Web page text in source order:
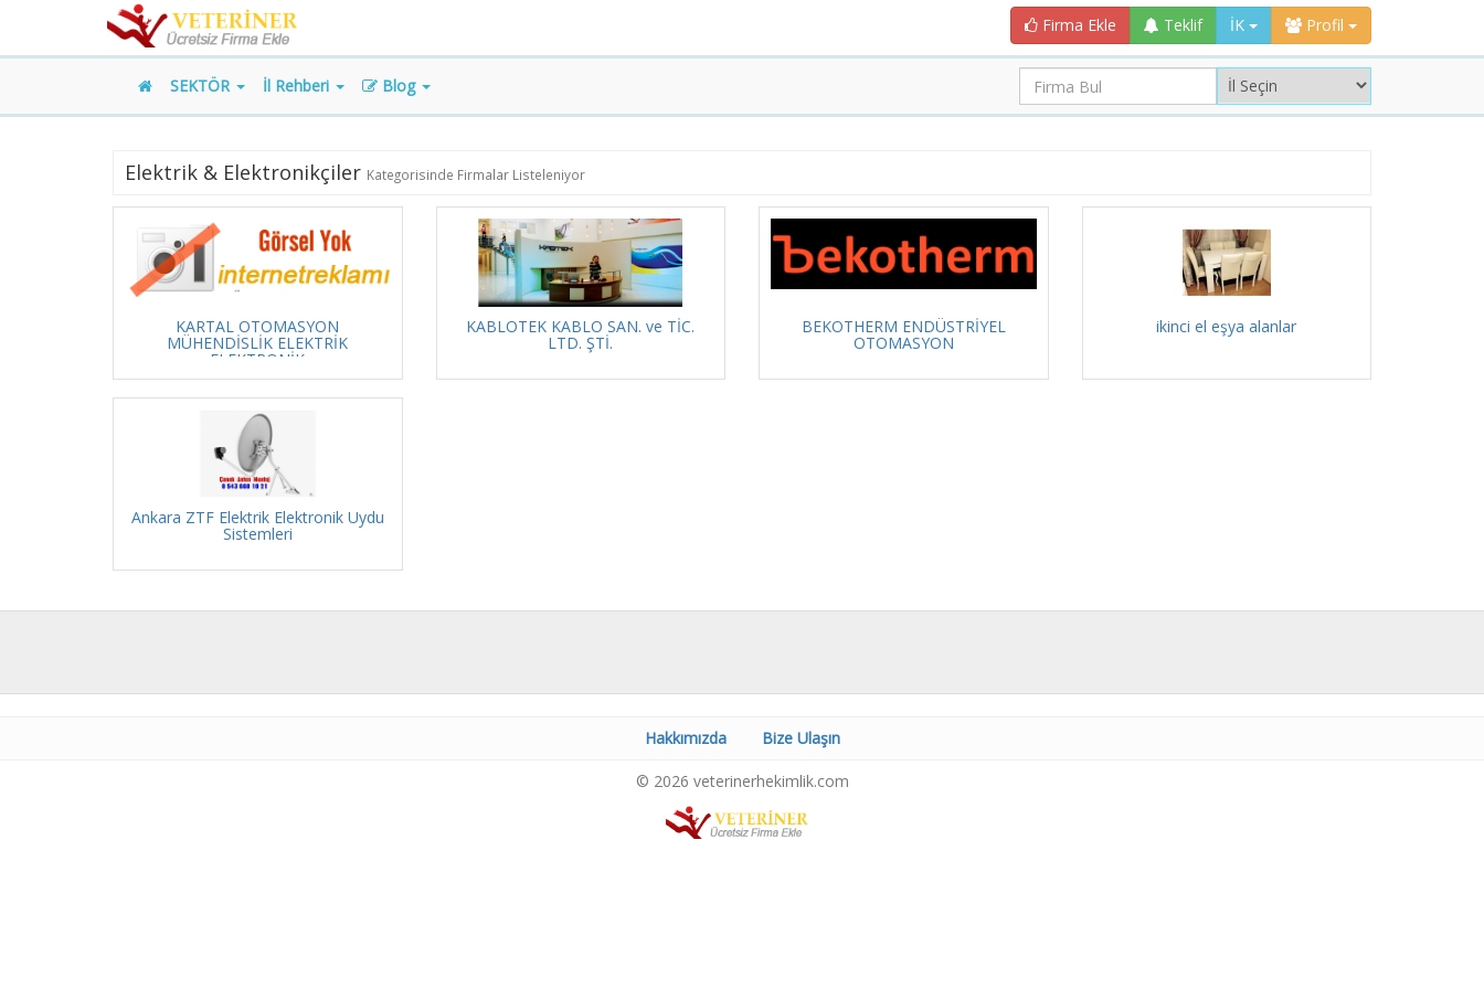
Firma Ekle Teklif İK Profil
SEKTÖR İl Rehberi Blog
Elektrik & Elektronikçiler Kategorisinde Firmalar Listeleniyor
KARTAL OTOMASYON
MÜHENDİSLİK ELEKTRİK
ELEKTRONİK
DAY.TÜK.MALL.SAN.TİC.LTD.ŞTİ.
KABLOTEK KABLO SAN. ve TİC.
LTD. ŞTİ.
BEKOTHERM ENDÜSTRİYEL
OTOMASYON
ikinci el eşya alanlar
Ankara ZTF Elektrik Elektronik Uydu
Sistemleri
Hakkımızda Bize Ulaşın
© 2026 veterinerhekimlik.com